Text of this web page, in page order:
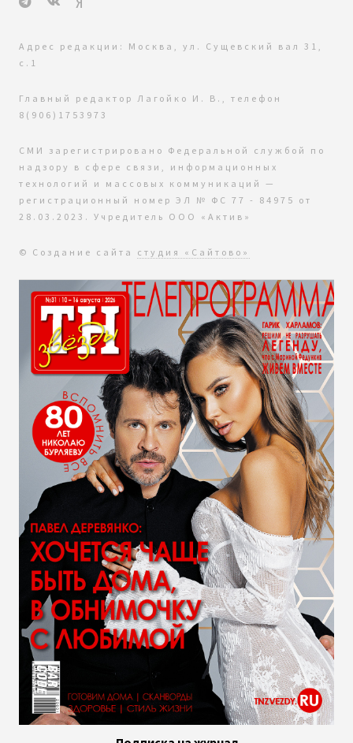
Адрес редакции: Москва, ул. Сущевский вал 31,
с.1
Главный редактор Лагойко И. В., телефон
8(906)1753973
СМИ зарегистрировано Федеральной службой по
надзору в сфере связи, информационных
технологий и массовых коммуникаций —
регистрационный номер ЭЛ № ФС 77 - 84975 от
28.03.2023. Учредитель ООО «Актив»
© Создание сайта студия «Сайтово»